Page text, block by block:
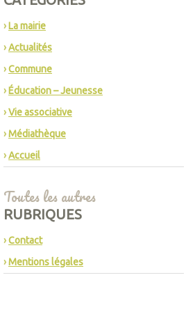
La mairie
Actualités
Commune
Éducation – Jeunesse
Vie associative
Médiathèque
Accueil
Toutes les autres
RUBRIQUES
Contact
Mentions légales